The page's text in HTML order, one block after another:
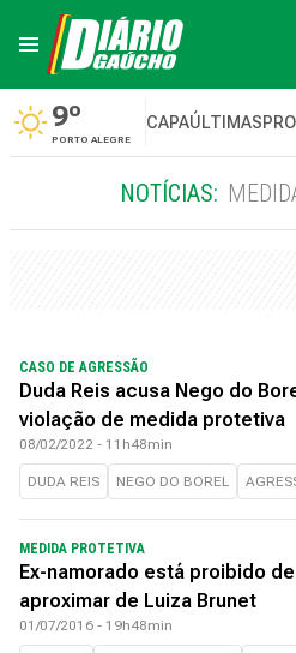
9º
PORTO ALEGRE
CAPAÚLTIMAS
NOTÍCIAS:
CASO DE AGRESSÃO
Duda Reis acusa Nego do
violação de medida protetiva
08/02/2022 - 11h48min
DUDA REIS NEGO DO BOREL
MEDIDA PROTETIVA
Ex-namorado está proibido
aproximar de Luiza Brunet
01/07/2016 - 19h48min